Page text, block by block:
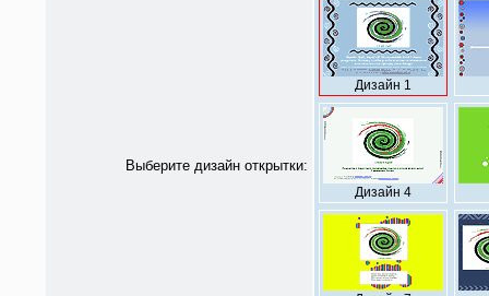
Выберите дизайн открытки:
Дизайн 1
Дизайн 4